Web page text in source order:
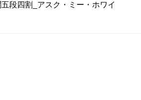
段四割_アスク・ミー・ホワイ